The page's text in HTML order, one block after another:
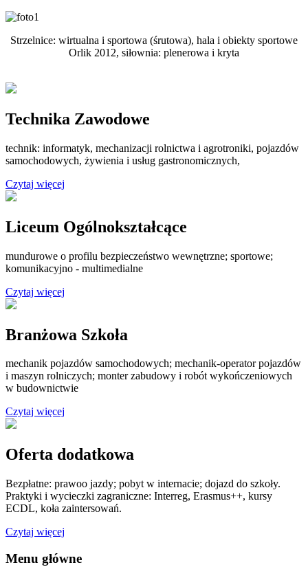
Strzelnice: wirtualna i sportowa (śrutowa), hala i obiekty sportowe
Orlik 2012, siłownia: plenerowa i kryta
Technika Zawodowe
technik: informatyk, mechanizacji rolnictwa i agrotroniki, pojazdów
samochodowych, żywienia i usług gastronomicznych,
Czytaj więcej
Liceum Ogólnokształcące
mundurowe o profilu bezpieczeństwo wewnętrzne; sportowe;
komunikacyjno - multimedialne
Czytaj więcej
Branżowa Szkoła
mechanik pojazdów samochodowych; mechanik-operator pojazdów
i maszyn rolniczych; monter zabudowy i robót wykończeniowych
w budownictwie
Czytaj więcej
Oferta dodatkowa
Bezpłatne: prawoo jazdy; pobyt w internacie; dojazd do szkoły.
Praktyki i wycieczki zagraniczne: Interreg, Erasmus++, kursy
ECDL, koła zaintersowań.
Czytaj więcej
Menu główne